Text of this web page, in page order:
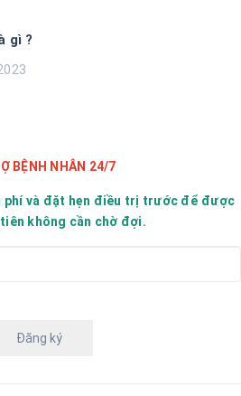
gì ?
BỆNH NHÂN 24/7
phí và đặt hẹn điều trị trước để được
không cần chờ đợi.
Đăng ký